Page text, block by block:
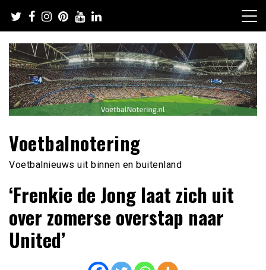
naar
de
inhoud
Voetbalnotering
Voetbalnieuws uit binnen en buitenland
‘Frenkie de Jong laat zich uit
over zomerse overstap naar
United’